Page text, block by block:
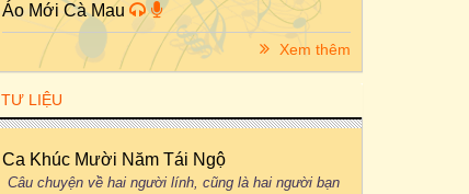
Áo Mới Cà Mau
Xem thêm
TƯ LIỆU
Ca Khúc Mười Năm Tái Ngộ
Câu chuyện về hai người lính, cũng là hai người bạn